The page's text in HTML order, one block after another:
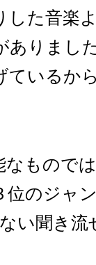
した音楽
ありまし
ているか
なもので
位のジャ
い聞き流